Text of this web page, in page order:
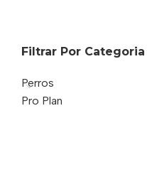
Filtrar Por Categoria
Perros
Pro Plan